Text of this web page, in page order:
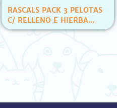
RASCALS PACK 3 PELOTAS
C/ RELLENO E HIERBA
(YT80007)